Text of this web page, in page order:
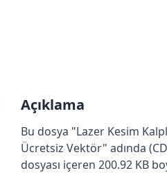
Açıklama
Bu dosya "Lazer Kesim
Ücretsiz Vektör" adında
dosyası içeren 200.92 KB